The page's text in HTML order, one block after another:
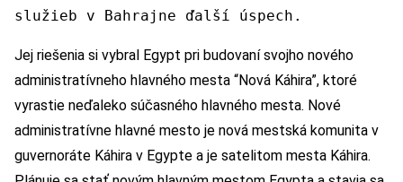
služieb v Bahrajne ďalší úspech.
Jej riešenia si vybral Egypt pri budovaní svojho nového
administratívneho hlavného mesta “Nová Káhira”, ktoré
vyrastie neďaleko súčasného hlavného mesta. Nové
administratívne hlavné mesto je nová mestská komunita v
guvernoráte Káhira v Egypte a je satelitom mesta Káhira.